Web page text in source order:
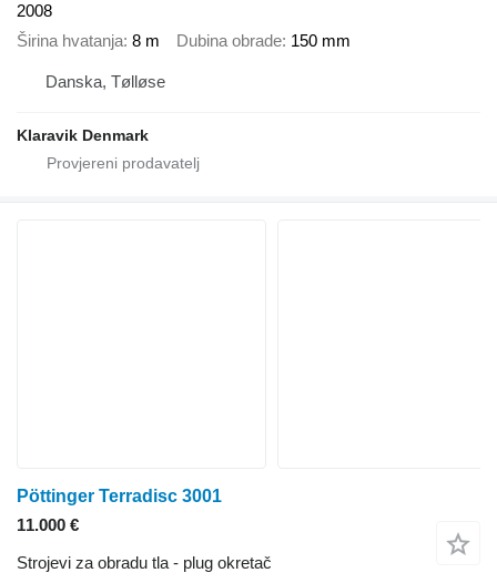
2008
Širina hvatanja 8 m Dubina obrade 150 mm
Danska, Tølløse
Klaravik Denmark
Pöttinger Terradisc 3001
11.000 €
Strojevi za obradu tla - plug okretač